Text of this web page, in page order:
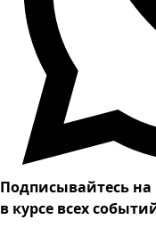
Подписывайтесь на
в курсе всех